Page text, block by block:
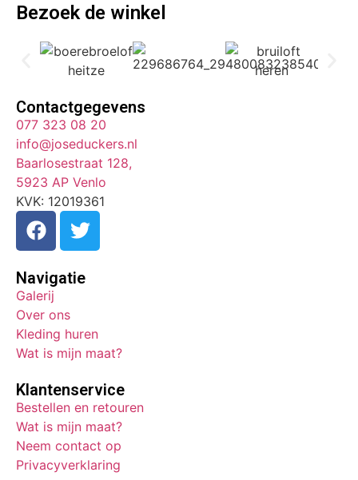
Bezoek de winkel
Contactgegevens
077 323 08 20
info@joseduckers.nl
Baarlosestraat 128,
5923 AP Venlo
KVK: 12019361
Navigatie
Galerij
Over ons
Kleding huren
Wat is mijn maat?
Klantenservice
Bestellen en retouren
Wat is mijn maat?
Neem contact op
Privacyverklaring